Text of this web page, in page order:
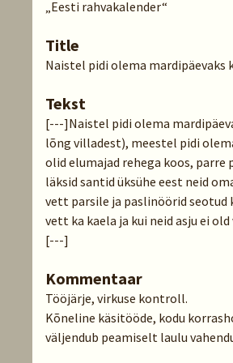
„Eesti rahvakalender“
Title
Naistel pidi olema
Tekst
[---]Naistel pidi olema
lõng villadest), meestel pidi
olid elumajad rehega koos, parre
läksid santid üksühe eest neid
vett parsile ja paslinöörid seotud
vett ka kaela ja kui neid asju ei
[---]
Kommentaar
Tööjärje, virkuse kontroll.
Kõneline käsitööde, kodu
väljendub peamiselt laulu